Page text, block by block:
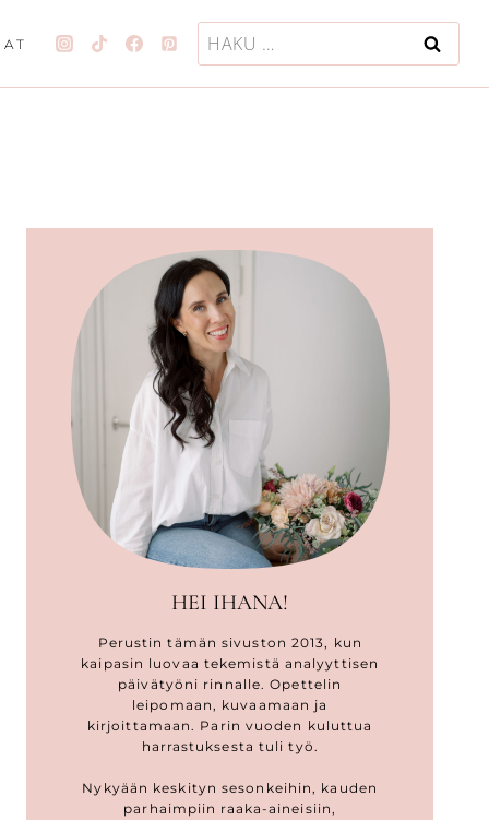
Haku:
HEI IHANA!
Perustin tämän sivuston 2013, kun
kaipasin luovaa tekemistä analyyttisen
päivätyöni rinnalle. Opettelin
leipomaan, kuvaamaan ja
kirjoittamaan. Parin vuoden kuluttua
harrastuksesta tuli työ.
Nykyään keskityn sesonkeihin, kauden
parhaimpiin raaka-aineisiin,